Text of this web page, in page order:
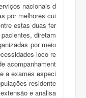
nacionais d
por melhores cui
estas duas fer
diretam
por meio
loco re
acompanhament
a exames especi
residente
e analisa